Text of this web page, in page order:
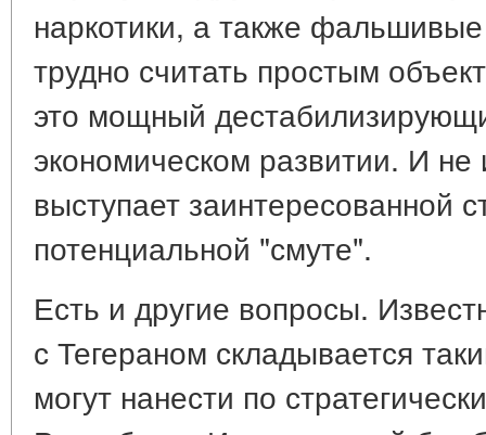
наркотики, а также
трудно считать простым
это мощный
экономическом развитии. И
выступает заинтересованной
потенциальной "смуте".
Есть и другие вопросы.
с Тегераном складывается
могут нанести по